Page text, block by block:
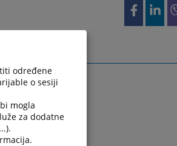
određene
o sesiji
mogla
za dodatne